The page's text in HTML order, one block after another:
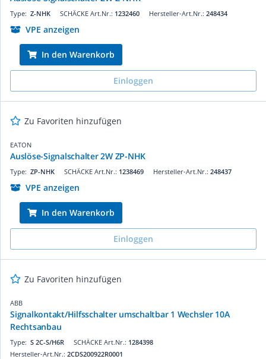
SCHÄCKE Art.Nr.: 1232460
Type: Z-NHK Hersteller-Art.Nr.: 248434
VPE anzeigen
In den Warenkorb
Einloggen
Zu Favoriten hinzufügen
EATON
Auslöse-Signalschalter 2W ZP-NHK
SCHÄCKE Art.Nr.: 1238469
Type: ZP-NHK Hersteller-Art.Nr.: 248437
VPE anzeigen
In den Warenkorb
Einloggen
Zu Favoriten hinzufügen
ABB
Signalkontakt/Hilfsschalter umschaltbar 1 Wechsler 10A
Rechtsanbau
SCHÄCKE Art.Nr.: 1284398
Type: S 2C-S/H6R
Hersteller-Art.Nr.: 2CDS200922R0001